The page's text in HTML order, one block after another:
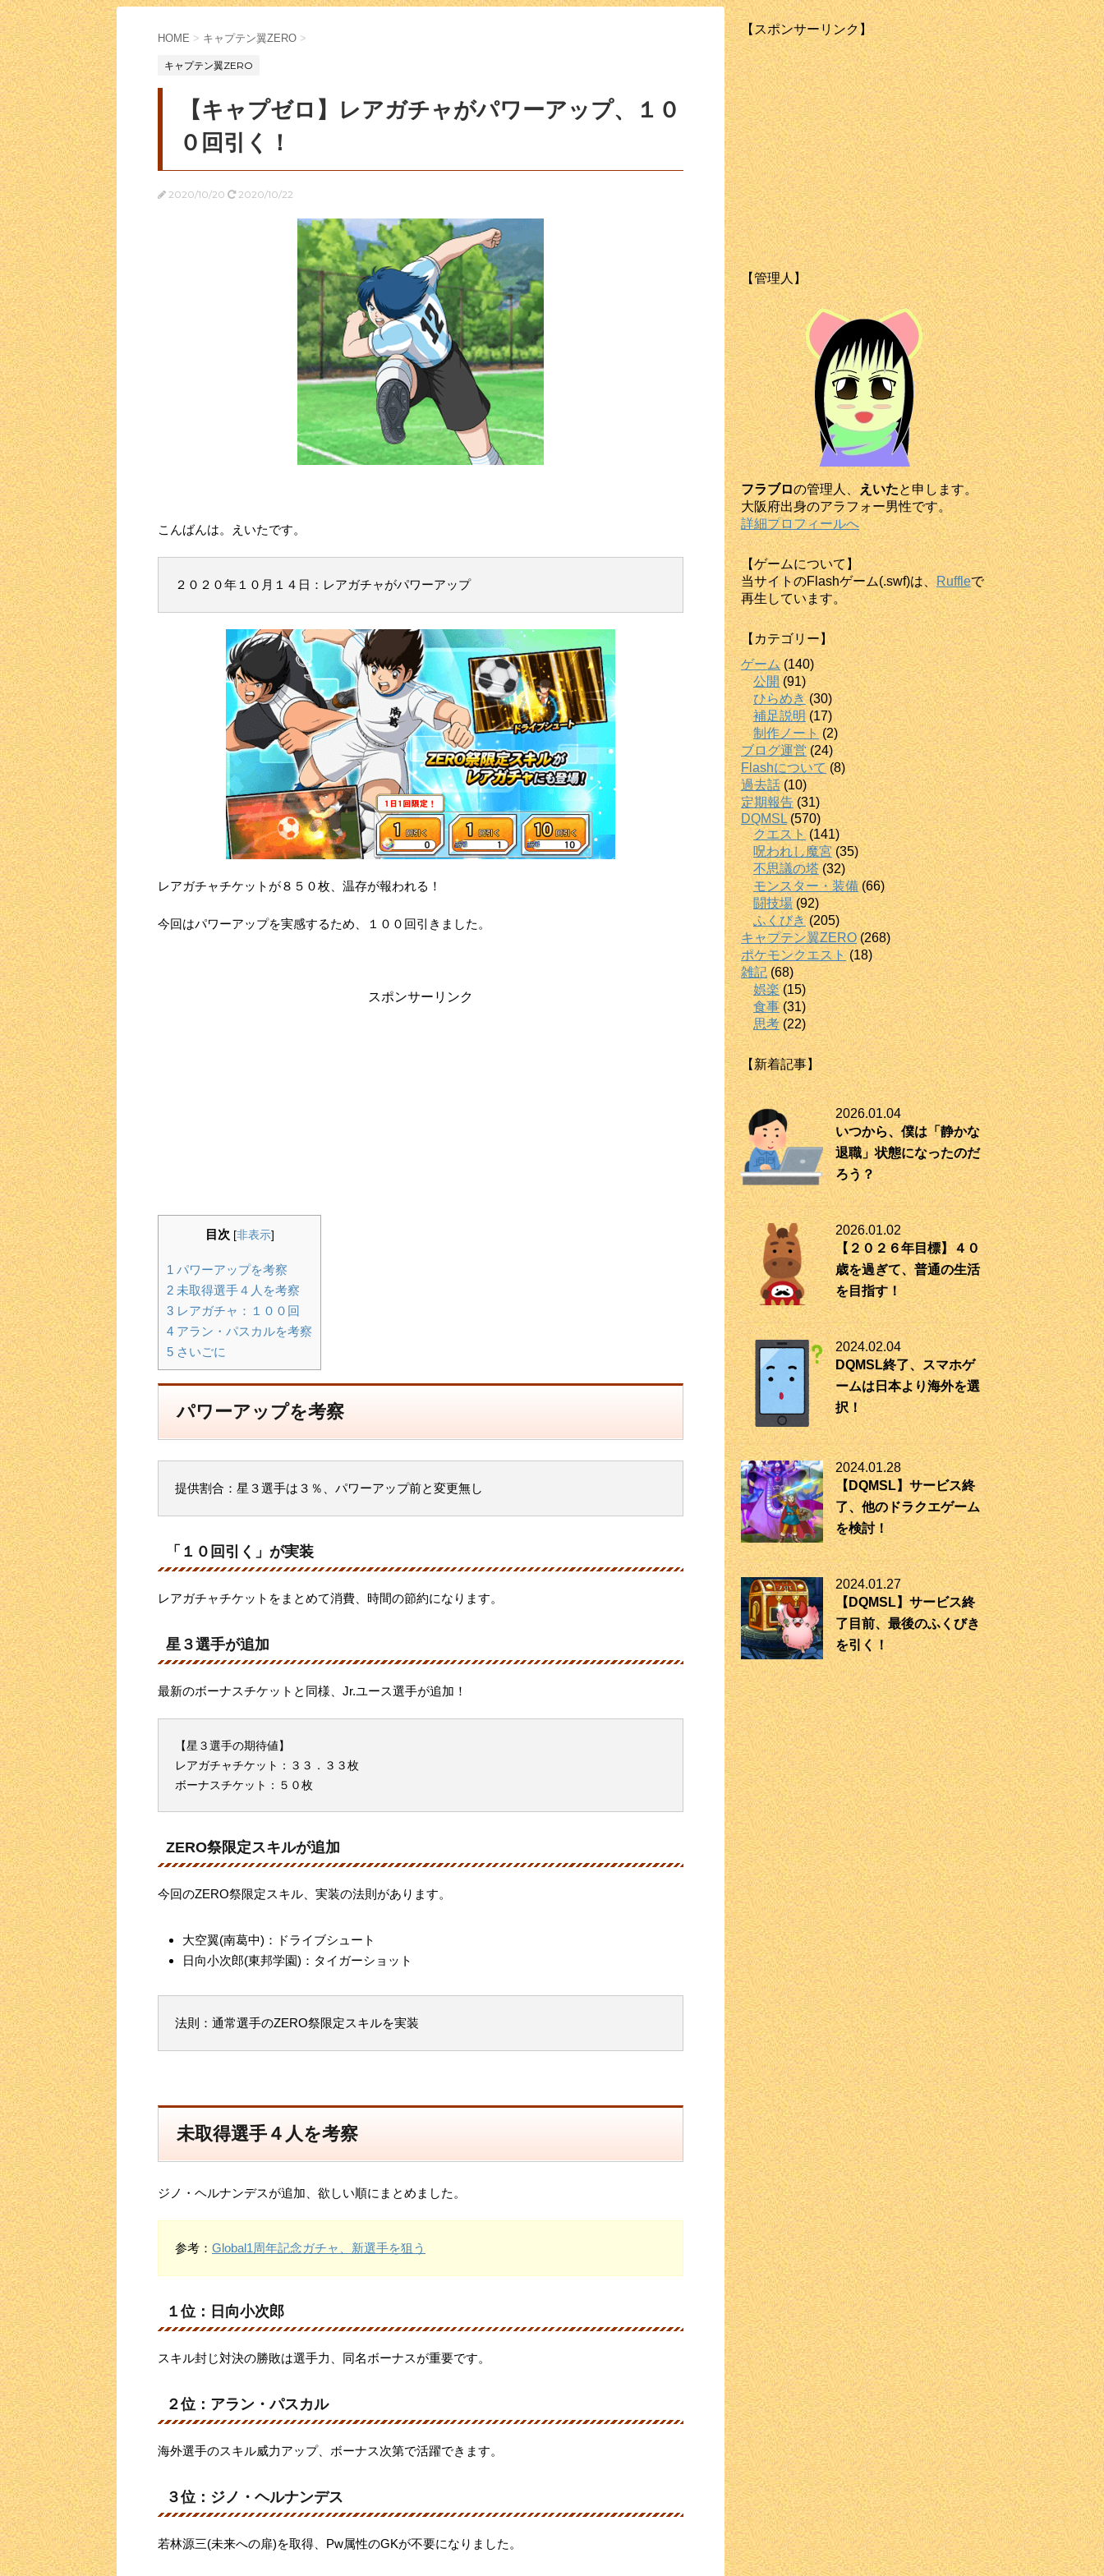
HOME > キャプテン翼ZERO >
キャプテン翼ZERO
【キャプゼロ】レアガチャがパワーアップ、１０
０回引く！
2020/10/20 2020/10/22
こんばんは。えいたです。
２０２０年１０月１４日：レアガチャがパワーアップ
レアガチャチケットが８５０枚、温存が報われる！
今回はパワーアップを実感するため、１００回引きました。
スポンサーリンク
目次 [非表示]
1 パワーアップを考察
2 未取得選手４人を考察
3 レアガチャ：１００回
4 アラン・パスカルを考察
5 さいごに
パワーアップを考察
提供割合：星３選手は３％、パワーアップ前と変更無し
「１０回引く」が実装
レアガチャチケットをまとめて消費、時間の節約になります。
星３選手が追加
最新のボーナスチケットと同様、Jr.ユース選手が追加！
【星３選手の期待値】
レアガチャチケット：３３．３３枚
ボーナスチケット：５０枚
ZERO祭限定スキルが追加
今回のZERO祭限定スキル、実装の法則があります。
大空翼(南葛中)：ドライブシュート
日向小次郎(東邦学園)：タイガーショット
法則：通常選手のZERO祭限定スキルを実装
未取得選手４人を考察
ジノ・ヘルナンデスが追加、欲しい順にまとめました。
参考： Global1周年記念ガチャ、新選手を狙う
１位：日向小次郎
スキル封じ対決の勝敗は選手力、同名ボーナスが重要です。
２位：アラン・パスカル
海外選手のスキル威力アップ、ボーナス次第で活躍できます。
３位：ジノ・ヘルナンデス
若林源三(未来への扉)を取得、Pw属性のGKが不要になりました。
【スポンサーリンク】
【管理人】
フラブロの管理人、 えいたと申します。
大阪府出身のアラフォー男性です。
詳細プロフィールへ
【ゲームについて】
当サイトのFlashゲーム(.swf)は、Ruffleで
再生しています。
【カテゴリー】
ゲーム(140)
公開(91)
ひらめき (30)
補足説明(17)
制作ノート(2)
ブログ運営(24)
Flashについて(8)
過去話(10)
定期報告(31)
DQMSL(570)
クエスト(141)
呪われし魔宮 (35)
不思議の塔(32)
モンスター・装備(66)
闘技場(92)
ふくびき(205)
キャプテン翼ZERO(268)
ポケモンクエスト(18)
雑記(68)
娯楽(15)
食事(31)
思考(22)
【新着記事】
2026.01.04
いつから、僕は「静かな
退職」状態になったのだ
ろう？
2026.01.02
【２０２６年目標】４０
歳を過ぎて、普通の生活
を目指す！
2024.02.04
DQMSL終了、スマホゲ
ームは日本より海外を選
択！
2024.01.28
【DQMSL】サービス終
了、他のドラクエゲーム
を検討！
2024.01.27
【DQMSL】サービス終
了目前、最後のふくびき
を引く！